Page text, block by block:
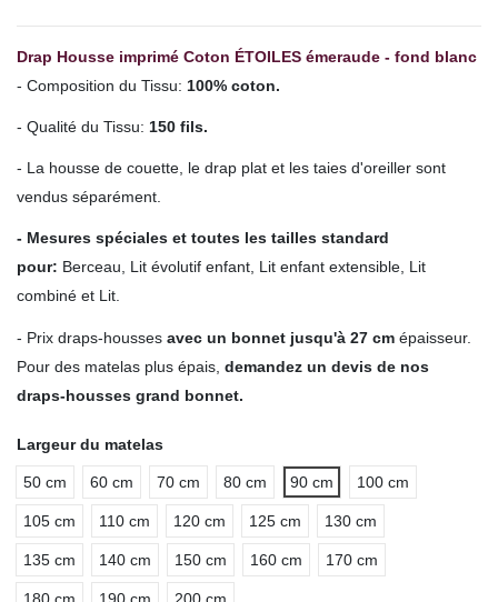
Drap Housse imprimé Coton ÉTOILES émeraude - fond blanc
- Composition du Tissu: 100% coton.
- Qualité du Tissu: 150 fils.
- La housse de couette, le drap plat et les taies d'oreiller sont
vendus séparément.
- Mesures spéciales et toutes les tailles standard
pour: Berceau, Lit évolutif enfant, Lit enfant extensible, Lit
combiné et Lit.
- Prix draps-housses avec un bonnet jusqu'à 27 cm épaisseur.
Pour des matelas plus épais, demandez un devis de nos
draps-housses grand bonnet.
Largeur du matelas
50 cm 60 cm 70 cm 80 cm 90 cm 100 cm
105 cm 110 cm 120 cm 125 cm 130 cm
135 cm 140 cm 150 cm 160 cm 170 cm
180 cm 190 cm 200 cm